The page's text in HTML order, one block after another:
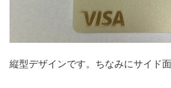
縦型デザインです。ちなみにサイド面